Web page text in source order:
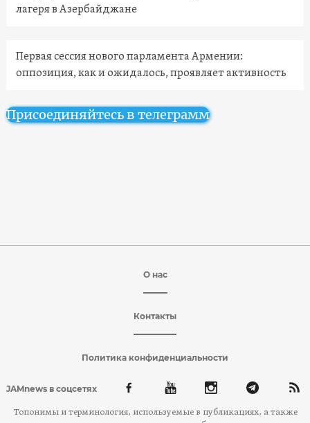
лагеря в Азербайджане
Первая сессия нового парламента Армении:
оппозиция, как и ожидалось, проявляет активность
Присоединяйтесь в телеграмм
О нас
Контакты
Политика конфиденциальности
JAMnews в соцсетях
Топонимы и терминология, используемые в публикациях, а также